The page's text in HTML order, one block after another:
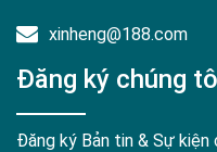
xinheng@188.com
Đăng ký chúng
Đăng ký Bản tin & Sự